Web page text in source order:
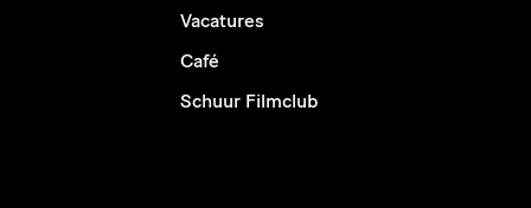
Vacatures
Café
Schuur Filmclub